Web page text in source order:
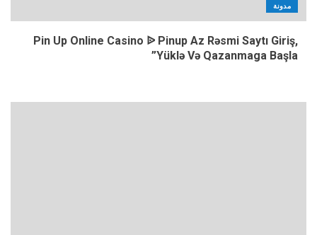
مدونة
Pin Up Online Casino ᐉ Pinup Az Rəsmi Saytı Giriş,
Yüklə Və Qazanmaga Başla”